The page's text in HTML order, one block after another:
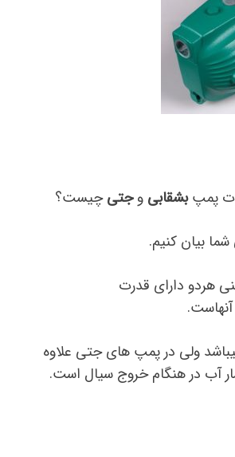
پمپبشقابی وجتیچیست؟
بیان کنیم.
هردو دارای قدرت
آب میباشد ولی در پمپ های جتی علاوه
آب در هنگام خروج سیال است.